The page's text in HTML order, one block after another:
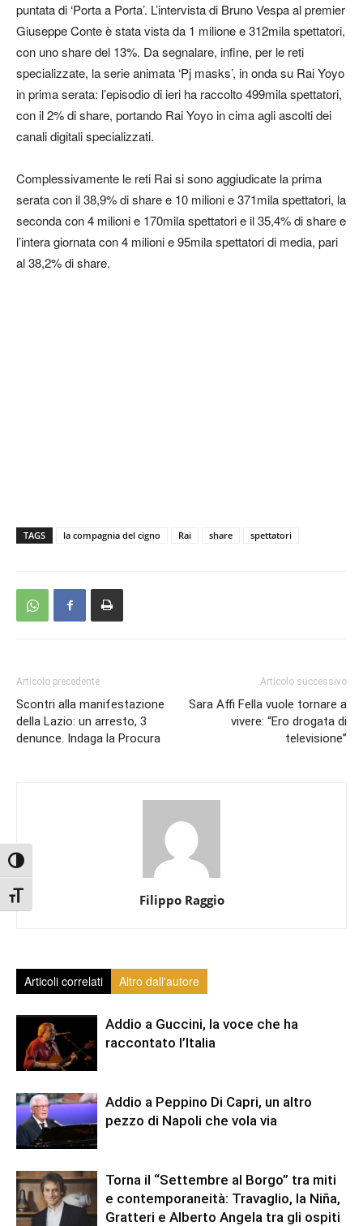
Attiva/disattiva alto contrasto
Attiva/disattiva dimensione testo
puntata di ‘Porta a Porta’. L’intervista di Bruno Vespa al premier
Giuseppe Conte è stata vista da 1 milione e 312mila spettatori,
con uno share del 13%. Da segnalare, infine, per le reti
specializzate, la serie animata ‘Pj masks’, in onda su Rai Yoyo
in prima serata: l’episodio di ieri ha raccolto 499mila spettatori,
con il 2% di share, portando Rai Yoyo in cima agli ascolti dei
canali digitali specializzati.
Complessivamente le reti Rai si sono aggiudicate la prima
serata con il 38,9% di share e 10 milioni e 371mila spettatori, la
seconda con 4 milioni e 170mila spettatori e il 35,4% di share e
l’intera giornata con 4 milioni e 95mila spettatori di media, pari
al 38,2% di share.
TAGS la compagnia del cigno Rai share spettatori
Articolo precedente
Scontri alla manifestazione
della Lazio: un arresto, 3
denunce. Indaga la Procura
Articolo successivo
Sara Affi Fella vuole tornare a
vivere: “Ero drogata di
televisione”
Filippo Raggio
Articoli correlati Altro dall'autore
Addio a Guccini, la voce che ha
raccontato l’Italia
Addio a Peppino Di Capri, un altro
pezzo di Napoli che vola via
Torna il “Settembre al Borgo” tra miti
e contemporaneità: Travaglio, la Niña,
Gratteri e Alberto Angela tra gli ospiti